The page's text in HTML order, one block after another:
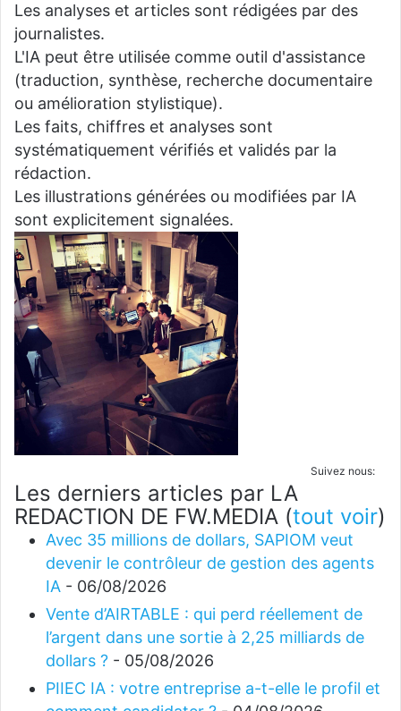
Les analyses et articles sont rédigées par des
journalistes.
L'IA peut être utilisée comme outil d'assistance
(traduction, synthèse, recherche documentaire
ou amélioration stylistique).
Les faits, chiffres et analyses sont
systématiquement vérifiés et validés par la
rédaction.
Les illustrations générées ou modifiées par IA
sont explicitement signalées.
Suivez nous:
Les derniers articles par LA
REDACTION DE FW.MEDIA (tout voir)
Avec 35 millions de dollars, SAPIOM veut
devenir le contrôleur de gestion des agents
IA - 06/08/2026
Vente d’AIRTABLE : qui perd réellement de
l’argent dans une sortie à 2,25 milliards de
dollars ? - 05/08/2026
PIIEC IA : votre entreprise a-t-elle le profil et